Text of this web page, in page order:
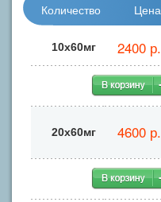
Количество Цена
10х60мг 2400 р.
20х60мг 4600 р.